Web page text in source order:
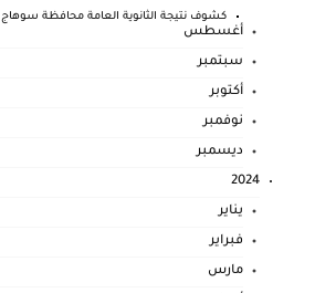
كشوف نتيجة الثانوية العامة محافظة سوهاج 2023
أغسطس
سبتمبر
أكتوبر
نوفمبر
ديسمبر
2024
يناير
فبراير
مارس